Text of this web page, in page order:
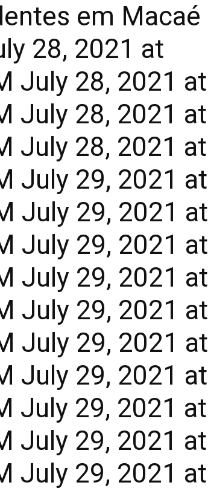
em Macaé
28, 2021 at
July 28, 2021 at
July 28, 2021 at
July 28, 2021 at
July 29, 2021 at
July 29, 2021 at
July 29, 2021 at
July 29, 2021 at
July 29, 2021 at
July 29, 2021 at
July 29, 2021 at
July 29, 2021 at
July 29, 2021 at
July 29, 2021 at